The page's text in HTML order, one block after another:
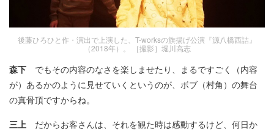
後藤ひろひと作・演出で上演した、T-worksの旗揚げ公演『源八橋西詰』
（2018年）。 ［撮影］堀川高志
森下 でもその内容のなさを楽しませたり、まるですごく（内容
が）あるかのように見せていくというのが、ボブ（村角）の舞台
の真骨頂ですからね。
三上 だからお客さんは、それを観た時は感動するけど、何日か